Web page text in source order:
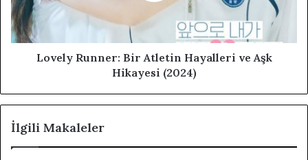
Lovely Runner: Bir Atletin Hayalleri ve Aşk
Hikayesi (2024)
İlgili Makaleler